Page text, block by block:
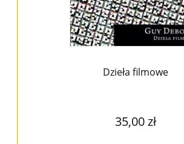
Dzieła filmowe
35,00 zł